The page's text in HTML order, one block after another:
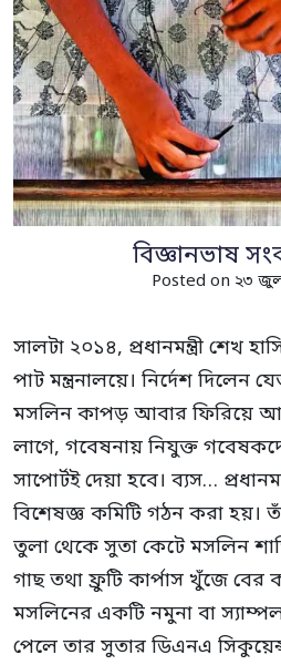
বিজ্ঞানভাষ
Posted on ২৩
সালটা ২০১৪, প্রধানমন্ত্রী শেখ
পাট মন্ত্রনালয়ে। নির্দেশ দিলেন
মসলিন কাপড় আবার ফিরিয়ে
লাগে, গবেষনায় নিযুক্ত
সাপোর্টই দেয়া হবে। ব্যস…
বিশেষজ্ঞ কমিটি গঠন করা হয়।
তুলা থেকে সুতা কেটে মসলিন
গাছ তথা ফ্রুটি কার্পাস খুঁজে
মসলিনের একটি নমুনা বা
পেলে তার সুতার ডিএনএ